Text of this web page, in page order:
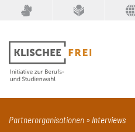
Suchbegriff
Partnerorganisationen Interviews